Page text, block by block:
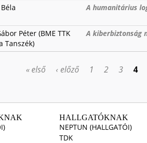
A humanitárius
Péter (BME TTK
Tanszék)
A kiberbiztonság
« első ‹ előző 1 2 3 4
HALLGATÓKNAK
NEPTUN (HALLGATÓI)
TDK